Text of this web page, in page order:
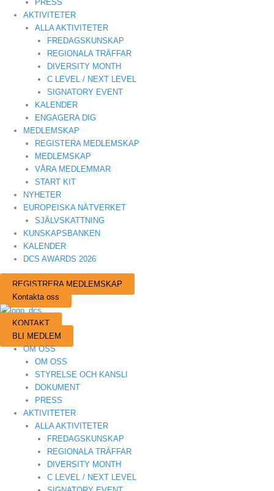
PRESS
AKTIVITETER
ALLA AKTIVITETER
FREDAGSKUNSKAP
REGIONALA TRÄFFAR
DIVERSITY MONTH
C LEVEL / NEXT LEVEL
SIGNATORY EVENT
KALENDER
ENGAGERA DIG
MEDLEMSKAP
REGISTERA MEDLEMSKAP
MEDLEMSKAP
VÅRA MEDLEMMAR
START KIT
NYHETER
EUROPEISKA NÄTVERKET
SJÄLVSKATTNING
KUNSKAPSBANKEN
KALENDER
DCS AWARDS 2026
REGISTRERA MEDLEMSKAP
Kontakta oss
KONTAKT
BLI MEDLEM
OM OSS
OM OSS
STYRELSE OCH KANSLI
DOKUMENT
PRESS
AKTIVITETER
ALLA AKTIVITETER
FREDAGSKUNSKAP
REGIONALA TRÄFFAR
DIVERSITY MONTH
C LEVEL / NEXT LEVEL